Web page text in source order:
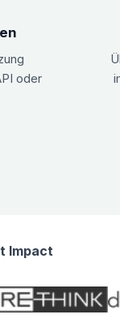
oder
Impact